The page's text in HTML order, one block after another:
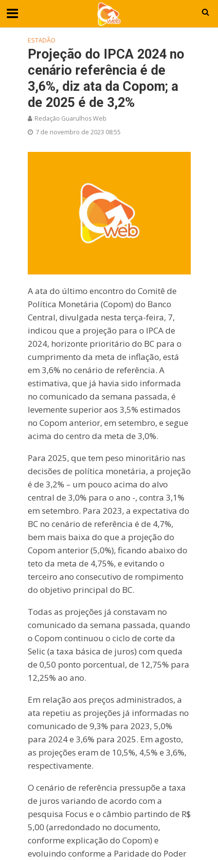
ESTADÃO
Projeção do IPCA 2024 no
cenário referência é de
3,6%, diz ata da Copom; a
de 2025 é de 3,2%
Redação Guarulhos Web
7 de novembro de 2023 08:55
A ata do último encontro do Comitê de
Política Monetária (Copom) do Banco
Central, divulgada nesta terça-feira, 7,
indicou que a projeção para o IPCA de
2024, horizonte prioritário do BC para o
cumprimento da meta de inflação, está
em 3,6% no cenário de referência. A
estimativa, que já havia sido informada
no comunicado da semana passada, é
levemente superior aos 3,5% estimados
no Copom anterior, em setembro, e segue
acima do centro da meta de 3,0%.
Para 2025, que tem peso minoritário nas
decisões de política monetária, a projeção
é de 3,2% – um pouco acima do alvo
central de 3,0% para o ano -, contra 3,1%
em setembro. Para 2023, a expectativa do
BC no cenário de referência é de 4,7%,
bem mais baixa do que a projeção do
Copom anterior (5,0%), ficando abaixo do
teto da meta de 4,75%, e evitando o
terceiro ano consecutivo de rompimento
do objetivo principal do BC.
Todas as projeções já constavam no
comunicado da semana passada, quando
o Copom continuou o ciclo de corte da
Selic (a taxa básica de juros) com queda
de 0,50 ponto porcentual, de 12,75% para
12,25% ao ano.
Em relação aos preços administrados, a
ata repetiu as projeções já informadas no
comunicado de 9,3% para 2023, 5,0%
para 2024 e 3,6% para 2025. Em agosto,
as projeções eram de 10,5%, 4,5% e 3,6%,
respectivamente.
O cenário de referência pressupõe a taxa
de juros variando de acordo com a
pesquisa Focus e o câmbio partindo de R$
5,00 (arredondado no documento,
conforme explicação do Copom) e
evoluindo conforme a Paridade do Poder